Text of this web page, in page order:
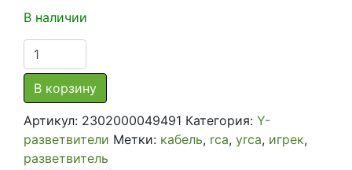
В наличии
Количество
товара
разветвитель
1rca(папа)-2rca(мама)
DL
Audio
В корзину
Артикул: 2302000049491 Категория: Y-
разветвители Метки: кабель, rca, yrca, игрек,
разветвитель